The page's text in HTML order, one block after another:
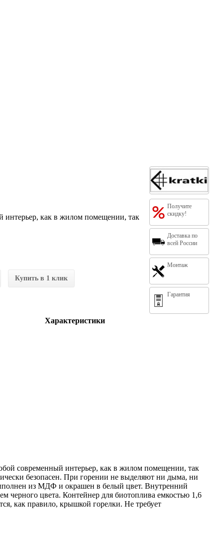
Получите
скидку!
Доставка по
всей России
Монтаж
Гарантия
как в жилом помещении, так
Купить в 1 клик
Характеристики
современный интерьер, как в жилом помещении, так
безопасен. При горении не выделяют ни дыма, ни
из МДФ и окрашен в белый цвет. Внутренний
цвета. Контейнер для биотоплива емкостью 1,6
как правило, крышкой горелки. Не требует